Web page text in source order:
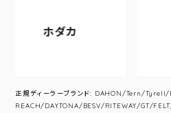
ホダカ パ
正規ディーラーブランド: DAHON/Tern/
REACH/DAYTONA/BESV/RITEWAY/GT/